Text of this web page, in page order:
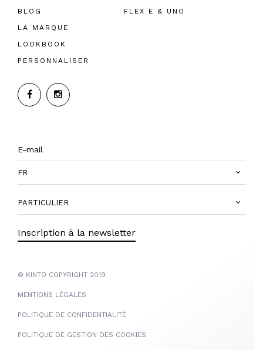
BLOG
LA MARQUE
LOOKBOOK
PERSONNALISER
FLEX E & UNO
FR
PARTICULIER
Inscription à la newsletter
© KINTO COPYRIGHT 2019
MENTIONS LÉGALES
POLITIQUE DE CONFIDENTIALITÉ
POLITIQUE DE GESTION DES COOKIES